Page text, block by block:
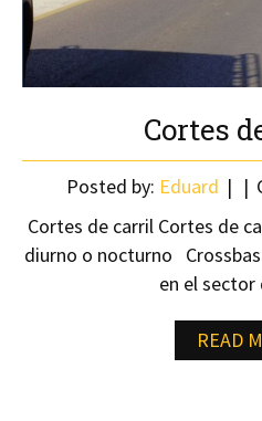
Cortes
Posted by: Eduard
Cortes de carril Cortes de
diurno o nocturno
en el
READ